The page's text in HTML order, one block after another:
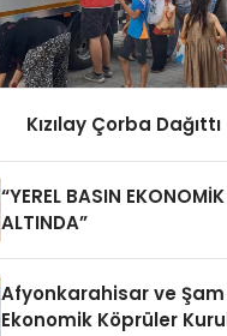
Kızılay Çorba Dağıttı
“YEREL BASIN
ALTINDA”
Afyonkarahisar ve Şam
Ekonomik Köprüler